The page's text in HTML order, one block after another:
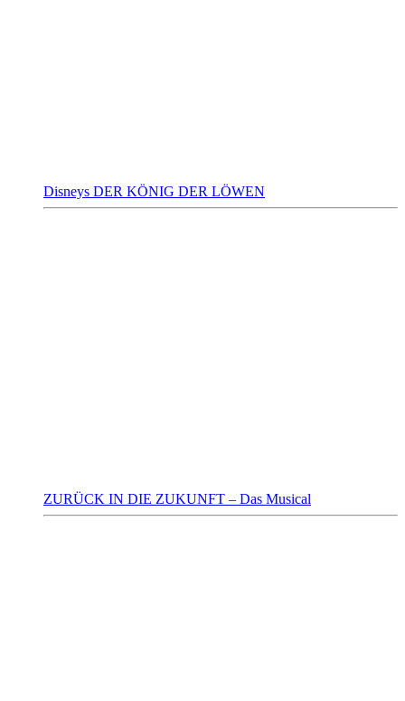
Disneys DER KÖNIG DER LÖWEN
ZURÜCK IN DIE ZUKUNFT – Das Musical